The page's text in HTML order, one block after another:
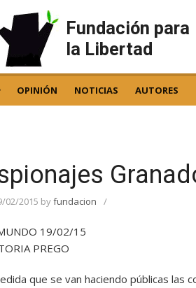
Fundación para
la Libertad
OPINIÓN NOTICIAS AUTORES
02/2015 byfundacion /
19/02/15
PREGO
que se van haciendo públicas las